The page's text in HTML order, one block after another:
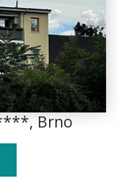
Brno